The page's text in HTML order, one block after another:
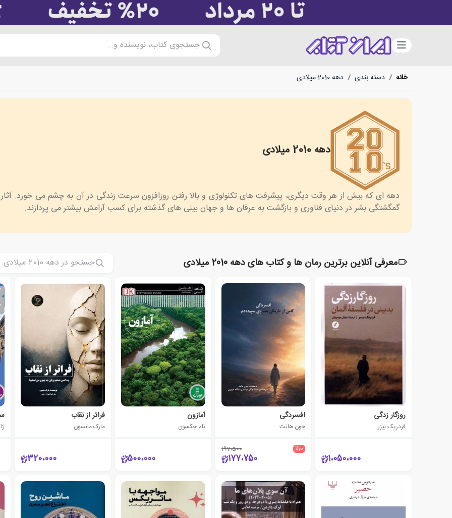
دسته‌بندی جستجوی کتاب، نویسنده و...
خانه / دسته بندی / دهه 2010 میلادی
دهه 2010 میلادی
2010s
دهه ای که بیش از هر وقت دیگری، پیشرفت های تکنولوژی و بالا رفتن روزافزون سرعت زندگی در آن به چشم می خورد.
گمگشتگی بشر در دنیای فناوری و بازگشت به عرفان ها و جهان بینی های گذشته برای کسب آرامش بیشتر می پردازند.
معرفی آنلاین برترین رمان ها و کتاب های دهه 2010 میلادی
روزگار زدگی
فردریک بیزر
1،050،000
افسردگی
جون هانت
٪10 197،500
177،750
آمازون
تام جکسون
500،000
فراتر از نقاب
مارک مانسون
320،000